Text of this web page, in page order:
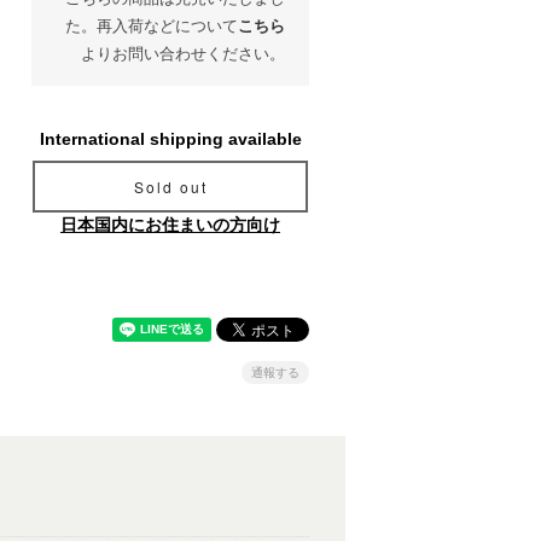
た。再入荷などについてこちら
よりお問い合わせください。
International shipping available
Sold out
日本国内にお住まいの方向け
通報する